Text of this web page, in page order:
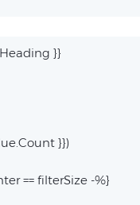
}}
}})
== filterSize -%}